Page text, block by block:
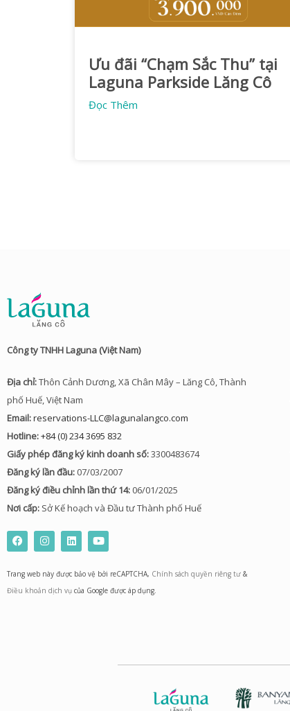
Ưu đãi “Chạm Sắc Thu” tại
Laguna Parkside Lăng Cô
Đọc Thêm
Công ty TNHH Laguna (Việt Nam)
Địa chỉ:Thôn Cảnh Dương, Xã Chân Mây – Lăng Cô, Thành
phố Huế, Việt Nam
Email:reservations-LLC@lagunalangco.com
Hotline:+84 (0) 234 3695 832
Giấy phép đăng ký kinh doanh số:3300483674
Đăng ký lần đầu: 07/03/2007
Đăng ký điều chỉnh lần thứ 14: 06/01/2025
Nơi cấp: Sở Kế hoạch và Đầu tư Thành phố Huế
F
a
c
b
o
o
I
n
s
a
g
r
L
i
n
e
d
i
Y
o
u
u
b
e
Trang web này được bảo vệ bởi reCAPTCHA, Chính sách quyền riêng tư &
Điều khoản dịch vụ của Google được áp dụng.